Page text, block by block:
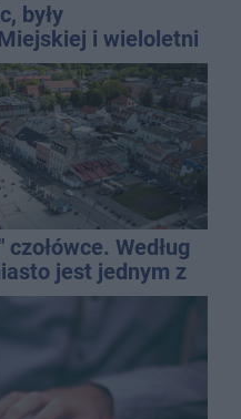
były
i wieloletni
Według
jest jednym z
upały